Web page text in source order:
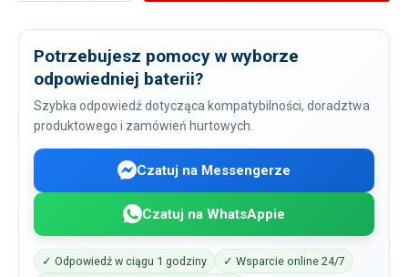
Potrzebujesz pomocy w wyborze
odpowiedniej baterii?
Szybka odpowiedź dotycząca kompatybilności, doradztwa
produktowego i zamówień hurtowych.
Czatuj na Messengerze
Czatuj na WhatsAppie
✓ Odpowiedź w ciągu 1 godziny
✓ Wsparcie online 24/7